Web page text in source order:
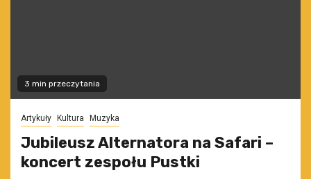
3 min przeczytania
Artykuły Kultura Muzyka
Jubileusz Alternatora na Safari –
koncert zespołu Pustki